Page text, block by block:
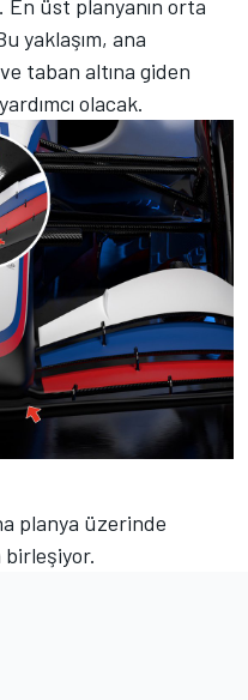
En üst planyanın orta
yaklaşım, ana
taban altına giden
olacak.
planya üzerinde
birleşiyor.